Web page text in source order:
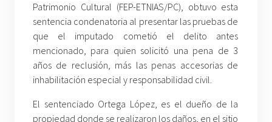
Patrimonio Cultural (FEP-ETNIAS/PC), obtuvo esta
sentencia condenatoria al presentar las pruebas de
que el imputado cometió el delito antes
mencionado, para quien solicitó una pena de 3
años de reclusión, más las penas accesorias de
inhabilitación especial y responsabilidad civil.
El sentenciado Ortega López, es el dueño de la
propiedad donde se realizaron los daños, en el sitio